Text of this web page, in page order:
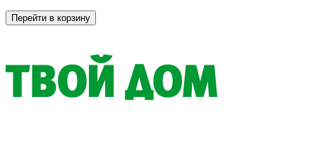
Перейти в корзину